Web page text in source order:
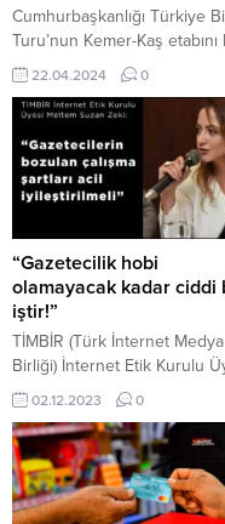
Cumhurbaşkanlığı Türkiye
Turu’nun Kemer-Kaş etabını
Kanter kazandı
himayesinde Gençlik ve Spor
Bakanlığının destekleriyle
Bisiklet Federasyonu
düzenlenen 59.
Cumhurbaşkanlığı Türkiye
Turu’nun (Tour of Türkiye
ikinci gününde 190,6
Kemer-Kaş (Kalkan) etabı
gerçekleşti. Kemer Saat
önünden startı verilen ikinci
4:43:15’lik derecesiyle World
Team...
22.04.2024 0
“Gazetecilik hobi
olamayacak kadar ciddi
iştir!”
TİMBİR (Türk İnternet Medya
Birliği) İnternet Etik Kurulu
Meltem Suzan Zeki, yeni
olanaklarının artması ve
ulaşılabilirliğin kolaylaşmasıyla
beraber, farklı mesleklerle
uğraşan kişilerin, düşük
maliyetlerle hobi amaçlı
02.12.2023 0